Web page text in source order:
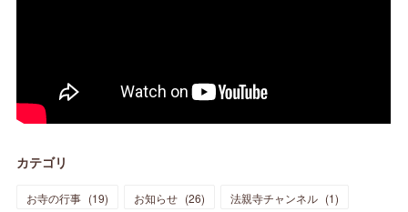
カテゴリ
お寺の行事 (19) お知らせ (26) 法親寺チャンネル (1)